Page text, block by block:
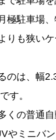
極駐車場
りも狭いケ
のは、幅
す。
くの普通
やミニバ